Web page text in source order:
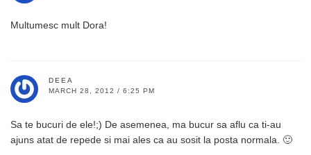
Multumesc mult Dora!
DEEA
MARCH 28, 2012 / 6:25 PM
Sa te bucuri de ele!;) De asemenea, ma bucur sa aflu ca ti-au
ajuns atat de repede si mai ales ca au sosit la posta normala. 🙂